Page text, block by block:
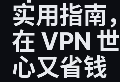
实用指南
在 VPN
心又省钱